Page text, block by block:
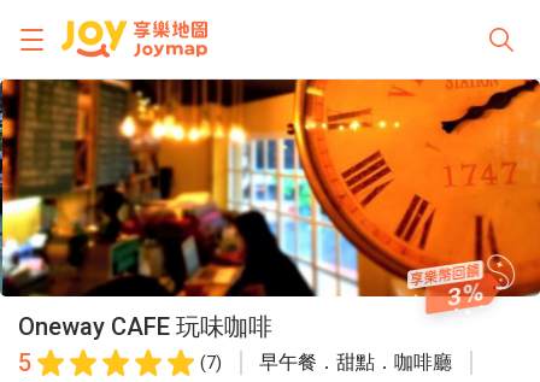
Oneway CAFE 玩味咖啡
5
(7) 早午餐．甜點．咖啡廳
3